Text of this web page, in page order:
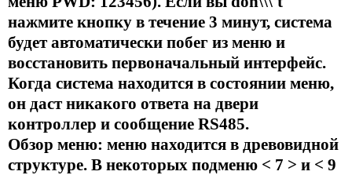
нажмите кнопку в течение 3 минут, система
будет автоматически побег из меню и
восстановить первоначальный интерфейс.
Когда система находится в состоянии меню,
он даст никакого ответа на двери
контроллер и сообщение RS485.
Обзор меню: меню находится в древовидной
структуре. В некоторых подменю < 7 > и < 9